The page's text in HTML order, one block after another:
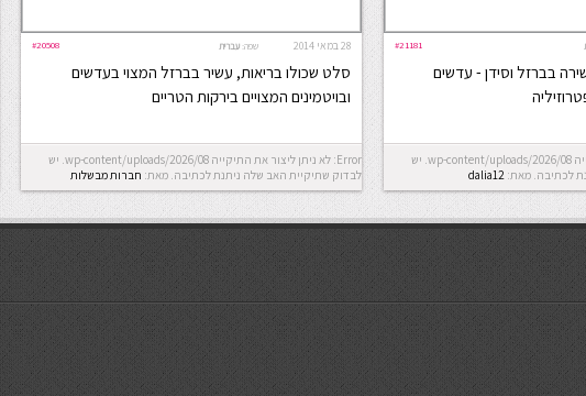
#21181
בברזל וסידן - עדשים
Error: לא ניתן ליצור את התיקייה wp-content/uploads/2026/08. יש
לכתיבה. מאת: dalia12
28 במאי 2014 #20508 שפה: עברית
סלט שכולו בריאות, עשיר בברזל המצוי בעדשים
ובויטמינים המצויים בירקות הטריים
Error: לא ניתן ליצור את התיקייה wp-content/uploads/2026/08. יש
לבדוק שתיקיית האב שלה ניתנת לכתיבה. מאת: חברות מבשלות